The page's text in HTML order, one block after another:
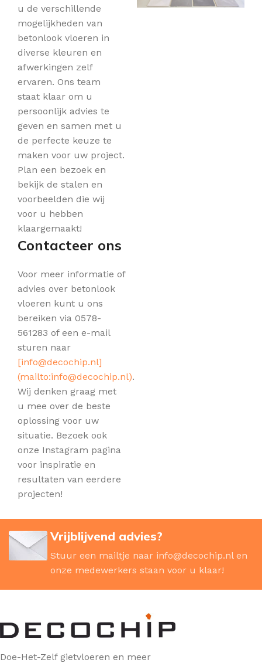
u de verschillende
mogelijkheden van
betonlook vloeren in
diverse kleuren en
afwerkingen zelf
ervaren. Ons team
staat klaar om u
persoonlijk advies te
geven en samen met u
de perfecte keuze te
maken voor uw project.
Plan een bezoek en
bekijk de stalen en
voorbeelden die wij
voor u hebben
klaargemaakt!
Contacteer ons
Voor meer informatie of
advies over betonlook
vloeren kunt u ons
bereiken via 0578-
561283 of een e-mail
sturen naar
[info@decochip.nl]
(mailto:info@decochip.nl).
Wij denken graag met
u mee over de beste
oplossing voor uw
situatie. Bezoek ook
onze Instagram pagina
voor inspiratie en
resultaten van eerdere
projecten!
Vrijblijvend advies?
Stuur een mailtje naar info@decochip.nl en
onze medewerkers staan voor u klaar!
Doe-Het-Zelf gietvloeren en meer